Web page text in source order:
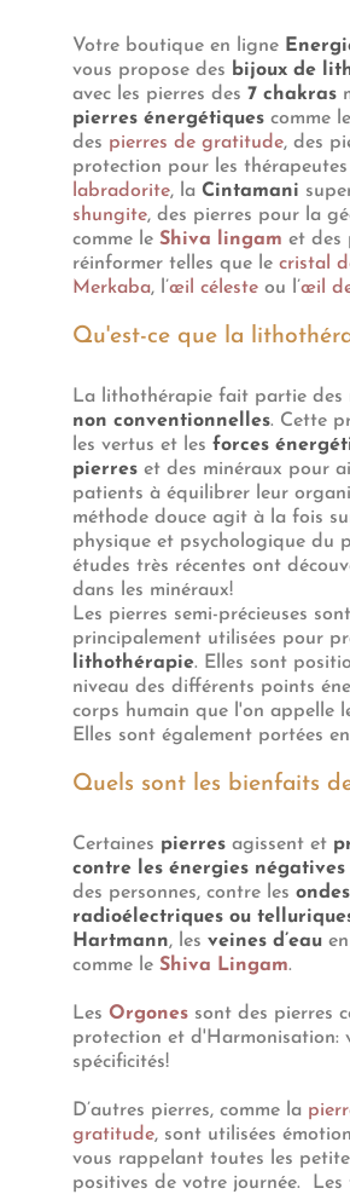
Votre boutique en ligne
vous propose des bijoux de
avec les pierres des 7 chakras
pierres énergétiques comme
des pierres de gratitude, des
protection pour les
labradorite, la Cintamani
shungite, des pierres pour la
comme le Shiva lingam et des
réinformer telles que le cristal
Merkaba, l’œil céleste ou l’œil
Qu'est-ce que la
La lithothérapie fait partie des
non conventionnelles. Cette
les vertus et les forces
pierres et des minéraux pour
patients à équilibrer leur
méthode douce agit à la fois
physique et psychologique du
études très récentes ont
dans les minéraux!
Les pierres semi-précieuses sont
principalement utilisées pour
lithothérapie. Elles sont
niveau des différents points
corps humain que l'on appelle
Elles sont également portées
Quels sont les bienfaits
Certaines pierres agissent et
contre les énergies négatives
des personnes, contre les
radioélectriques ou
Hartmann, les veines d’eau en
comme le Shiva Lingam.
Les Orgones sont des pierres
protection et d'Harmonisation:
spécificités!
D’autres pierres, comme la
gratitude, sont utilisées
vous rappelant toutes les
positives de votre journée. Les